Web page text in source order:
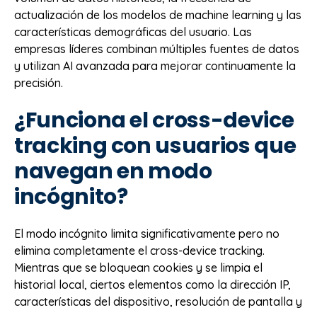
actualización de los modelos de machine learning y las
características demográficas del usuario. Las
empresas líderes combinan múltiples fuentes de datos
y utilizan AI avanzada para mejorar continuamente la
precisión.
¿Funciona el cross-device
tracking con usuarios que
navegan en modo
incógnito?
El modo incógnito limita significativamente pero no
elimina completamente el cross-device tracking.
Mientras que se bloquean cookies y se limpia el
historial local, ciertos elementos como la dirección IP,
características del dispositivo, resolución de pantalla y